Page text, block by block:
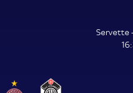
Servette -